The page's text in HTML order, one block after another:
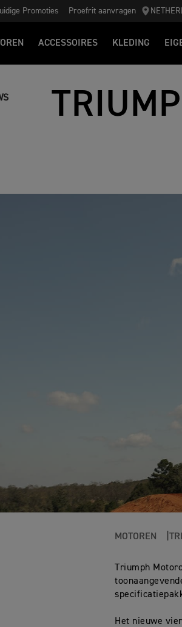
Promoties Proefrit aanvragen
ACCESSOIRES KLEDING
MOTOREN
Triumph
Het nieuwe